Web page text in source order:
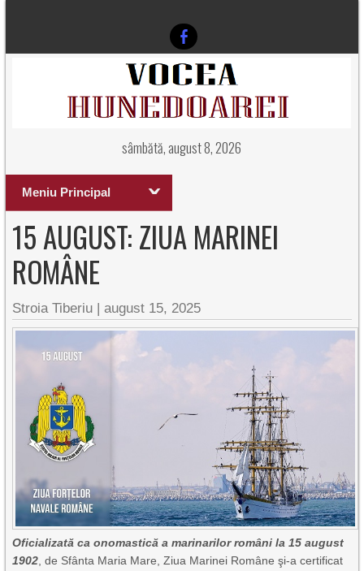
sâmbătă, august 8, 2026
Meniu Principal
15 AUGUST: ZIUA MARINEI
ROMÂNE
Stroia Tiberiu |august 15, 2025
Oficializată ca onomastică a marinarilor români la 15 august
1902, de Sfânta Maria Mare, Ziua Marinei Române şi-a certificat